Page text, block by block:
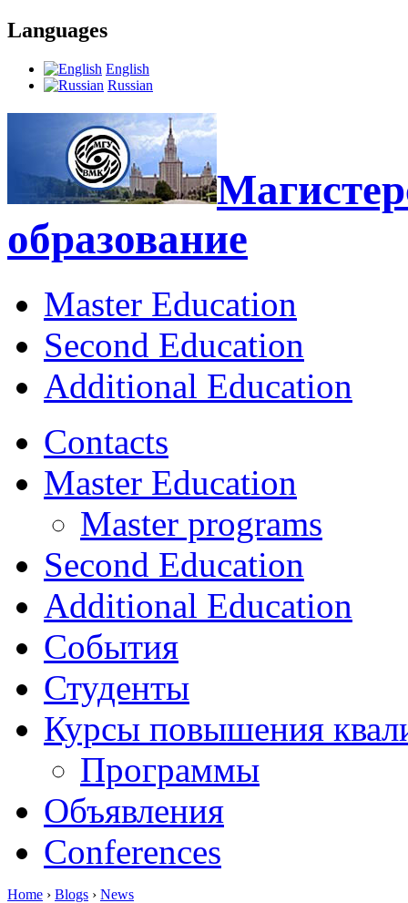
Languages
English
Russian
образование
Master Education
Second Education
Additional Education
Contacts
Master Education
Master programs
Second Education
Additional Education
События
Студенты
Курсы повышения
Программы
Объявления
Conferences
Home › Blogs › News